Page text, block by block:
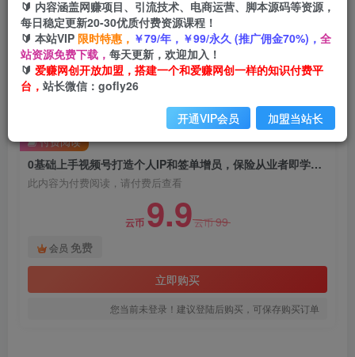
0基础上手视频号打造个人IP和签单增员，保险从
业者即学即用的视频号爆款攻略，助你变现百万保
费
爱赚网创
2年前发布
1051 58
0基础上手视频号打造个人IP和签单增员，保险从业者即学即用的视频号爆款攻略，助你变现百万保费
此内容为付费阅读，请付费后查看
云币 9.9云币99
会员 免费
立即购买
您当前未登录！建议登陆后购买，可保存购买订单
付费阅读
🔰 内容涵盖网赚项目、引流技术、电商运营、脚本源码等资源，
每日稳定更新20-30优质付费资源课程！
🔰 本站VIP 限时特惠， ￥79/年，￥99/永久 (推广佣金70%)， 全
站资源免费下载， 每天更新，欢迎加入！
🔰 爱赚网创开放加盟，搭建一个和爱赚网创一样的知识付费平
台， 站长微信：gofly26
开通VIP会员 加盟当站长